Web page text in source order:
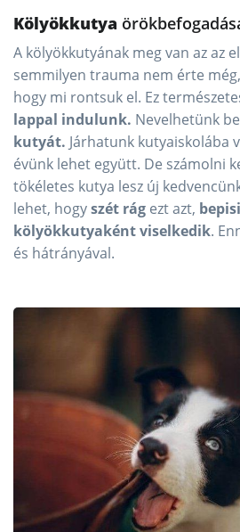
Kölyökkutya
A kölyökkutyának meg van az az
semmilyen trauma nem érte
hogy mi rontsuk el. Ez
lappal indulunk. Nevelhetünk
kutyát. Járhatunk kutyaiskolába
évünk lehet együtt. De számolni
tökéletes kutya lesz új
lehet, hogyszét rág ezt azt,
kölyökkutyaként viselkedik.
és hátrányával.